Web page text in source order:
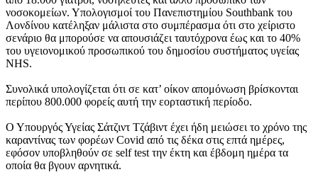
νοσοκομείων. Υπολογισμοί του Πανεπιστημίου Southbank του
Λονδίνου κατέληξαν μάλιστα στο συμπέρασμα ότι στο χείριστο
σενάριο θα μπορούσε να απουσιάζει ταυτόχρονα έως και το 40%
του υγειονομικού προσωπικού του δημοσίου συστήματος υγείας
NHS.
Συνολικά υπολογίζεται ότι σε κατ’ οίκον απομόνωση βρίσκονται
περίπου 800.000 φορείς αυτή την εορταστική περίοδο.
Ο Υπουργός Υγείας Σάτζιντ Τζάβιντ έχει ήδη μειώσει το χρόνο της
καραντίνας των φορέων Covid από τις δέκα στις επτά ημέρες,
εφόσον υποβληθούν σε self test την έκτη και έβδομη ημέρα τα
οποία θα βγουν αρνητικά.